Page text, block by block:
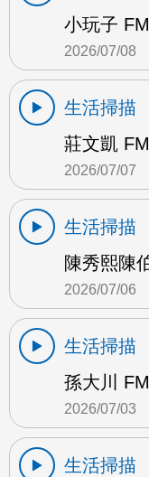
小玩子
2026/07/08
生活掃描
莊文凱
2026/07/07
生活掃描
陳秀熙陳
2026/07/06
生活掃描
孫大川
2026/07/03
生活掃描